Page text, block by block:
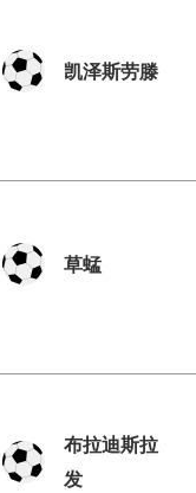
凯泽斯劳滕
草蜢
布拉迪斯拉
发